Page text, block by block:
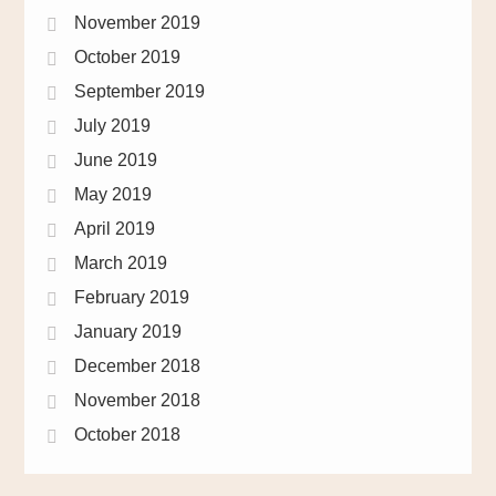
November 2019
October 2019
September 2019
July 2019
June 2019
May 2019
April 2019
March 2019
February 2019
January 2019
December 2018
November 2018
October 2018